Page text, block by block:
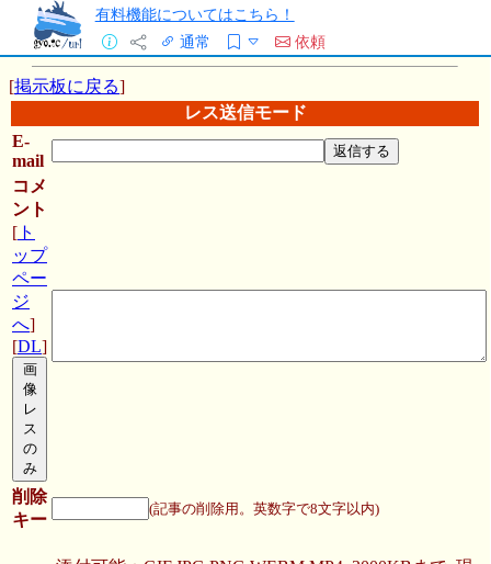
有料機能についてはこちら！
通常
依頼